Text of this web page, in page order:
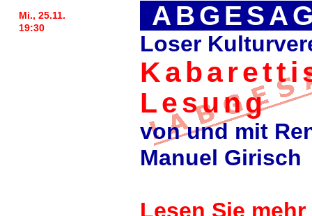
Mi., 25.11.
19:30
Loser
Lesung
von und mit
Manuel Girisch
Lesen Sie mehr